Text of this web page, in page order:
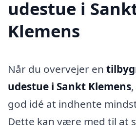
udestue i
Klemens
Når du overvejer en
udestue i Sankt Klemens
god idé at indhente
Dette kan være med til at